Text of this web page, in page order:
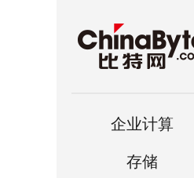
企业计算
存储